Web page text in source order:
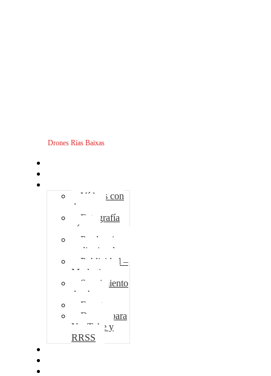
Drones Rías Baixas
Vídeos con
drones
Fotografía
aérea
Producciones
audiovisuales
Publicidad –
Marketing
Seguimiento
de obra
Eventos
Drones para
YouTube y
RRSS